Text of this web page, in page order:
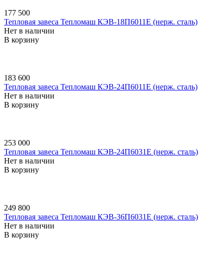
177 500
Тепловая завеса Тепломаш КЭВ-18П6011E (нерж. сталь)
Нет в наличии
В корзину
183 600
Тепловая завеса Тепломаш КЭВ-24П6011E (нерж. сталь)
Нет в наличии
В корзину
253 000
Тепловая завеса Тепломаш КЭВ-24П6031E (нерж. сталь)
Нет в наличии
В корзину
249 800
Тепловая завеса Тепломаш КЭВ-36П6031E (нерж. сталь)
Нет в наличии
В корзину